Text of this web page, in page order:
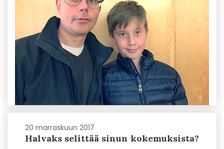
20 marraskuun 2017
Halvaks selittää sinun kokemuksista?